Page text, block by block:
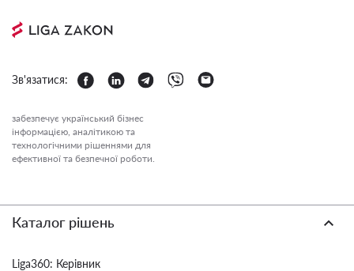
Зв'язатися:
забезпечує український бізнес
інформацією, аналітикою та
технологічними рішеннями для
ефективної та безпечної роботи.
Каталог рішень
Liga360: Керівник